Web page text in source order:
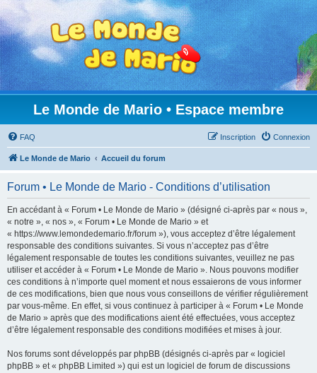
Le Monde de Mario • Espace membre
FAQ Connexion
Inscription
Le Monde de Mario Accueil du forum
Forum • Le Monde de Mario - Conditions d’utilisation
En accédant à « Forum • Le Monde de Mario » (désigné ci-après par « nous »,
« notre », « nos », « Forum • Le Monde de Mario » et
« https://www.lemondedemario.fr/forum »), vous acceptez d’être légalement
responsable des conditions suivantes. Si vous n’acceptez pas d’être
légalement responsable de toutes les conditions suivantes, veuillez ne pas
utiliser et accéder à « Forum • Le Monde de Mario ». Nous pouvons modifier
ces conditions à n’importe quel moment et nous essaierons de vous informer
de ces modifications, bien que nous vous conseillons de vérifier régulièrement
par vous-même. En effet, si vous continuez à participer à « Forum • Le Monde
de Mario » après que des modifications aient été effectuées, vous acceptez
d’être légalement responsable des conditions modifiées et mises à jour.
Nos forums sont développés par phpBB (désignés ci-après par « logiciel
phpBB » et « phpBB Limited ») qui est un logiciel de forum de discussions